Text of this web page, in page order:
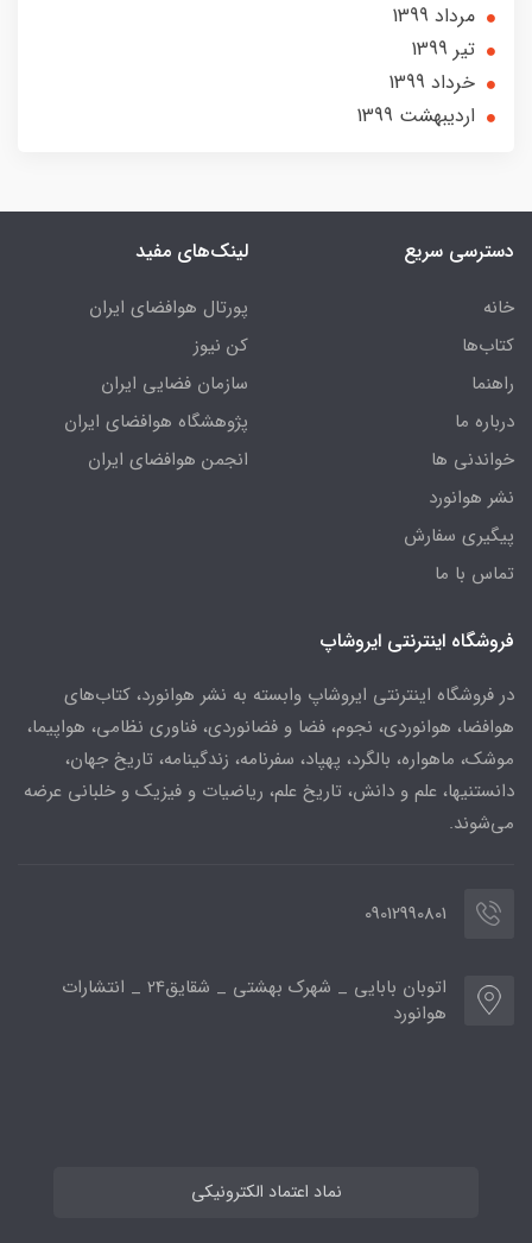
مرداد 1399
تير 1399
خرداد 1399
ارديبهشت 1399
دسترسی سریع
خانه
کتاب‌ها
راهنما
درباره ما
خواندنی ها
نشر هوانورد
پیگیری سفارش
تماس با ما
لینک‌های مفید
پورتال هوافضای ایران
کن نیوز
سازمان فضایی ایران
پژوهشگاه هوافضای ایران
انجمن هوافضای ایران
فروشگاه اینترنتی ایروشاپ
در فروشگاه اینترنتی ایروشاپ وابسته به نشر هوانورد، کتاب‌های
هوافضا، هوانوردی، نجوم، فضا و فضانوردی، فناوری نظامی، هواپیما،
موشک، ماهواره، بالگرد، پهپاد، سفرنامه، زندگینامه، تاریخ جهان،
دانستنیها، علم و دانش، تاریخ علم، ریاضیات و فیزیک و خلبانی عرضه
می‌شوند.
09012990801
اتوبان بابایی _ شهرک بهشتی _ شقایق24 _ انتشارات
هوانورد
نماد اعتماد الکترونیکی